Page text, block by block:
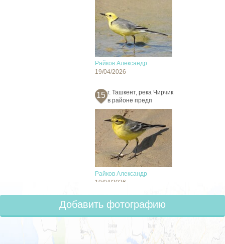
Райков Александр
19/04/2026
15 г. Ташкент, река Чирчик
в районе предп
Райков Александр
19/04/2026
Добавить фотографию